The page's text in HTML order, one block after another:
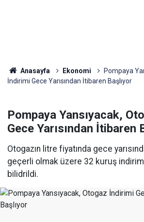
Anasayfa Ekonomi
Pompaya
İndirimi Gece Yarısından İtibaren Başlıyor
Pompaya Yansıyacak,
Gece Yarısından İtibaren
Otogazın litre fiyatında gece
geçerli olmak üzere 32 kuruş indirim
bilidrildi.